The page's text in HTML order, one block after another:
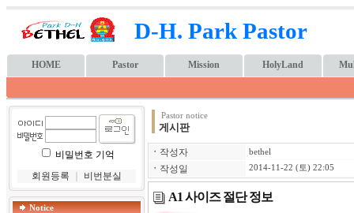
D-H. Park Pastor
HOME Pastor Mission HolyLand
비밀번호 기억
회원등록
비번분실
Notice
Pastor notice
게시판
ㆍ 작성자 bethel
ㆍ 작성일 2014-11-22 (토) 22:05
A1 사이즈 절단 정보